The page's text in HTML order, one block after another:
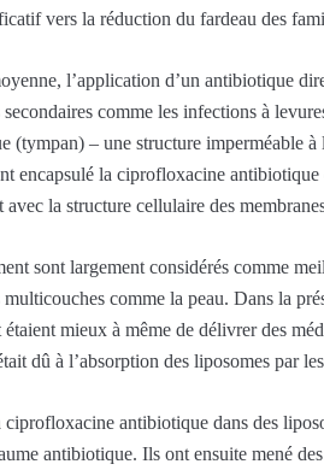
vers la réduction du fardeau des
l’application d’un antibiotique
comme les infections à
(tympan) – une structure imperméable
encapsulé la ciprofloxacine
la structure cellulaire des
sont largement considérés comme
comme la peau. Dans la
mieux à même de délivrer des
dû à l’absorption des liposomes par
ciprofloxacine antibiotique dans des
antibiotique. Ils ont ensuite mené